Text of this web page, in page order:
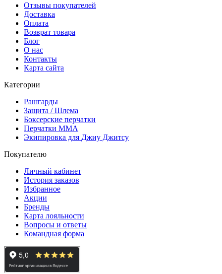
Отзывы покупателей
Доставка
Оплата
Возврат товара
Блог
О нас
Контакты
Карта сайта
Категории
Рашгарды
Защита / Шлема
Боксерские перчатки
Перчатки ММА
Экипировка для Джиу Джитсу
Покупателю
Личный кабинет
История заказов
Избранное
Акции
Бренды
Карта лояльности
Вопросы и ответы
Командная форма